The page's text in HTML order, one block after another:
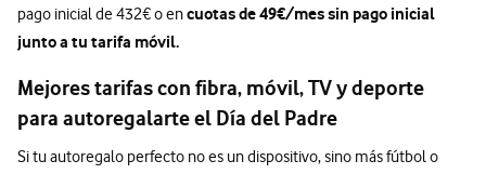
pago inicial de 432€ o encuotas de 49€/mes sin pago inicial
junto a tu tarifa móvil.
Mejores tarifas con fibra, móvil, TV y deporte
para autoregalarte el Día del Padre
Si tu autoregalo perfecto no es un dispositivo, sino más fútbol o